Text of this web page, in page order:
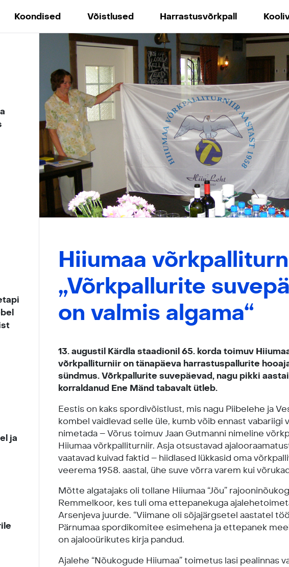
Koondised Võistlused Harrastusvõrkpall
ja
Hiiumaa
„Võrkpallurite
on valmis algama“
13. augustil Kärdla staadionil 65. korda toimuv
võrkpalliturniir on tänapäeva harrastuspallurite
sündmus. Võrkpallurite suvepäevad, nagu pikki
korraldanud Ene Mänd tabavalt ütleb.
Eestis on kaks spordivõistlust, mis nagu Piibelehe ja
kombel vaidlevad selle üle, kumb võib ennast vabariigi
nimetada – Võrus toimuv Jaan Gutmanni nimeline
Hiiumaa võrkpalliturniir. Asja otsustavad
vaatavad kuivad faktid – hiidlased lükkasid oma
veerema 1958. aastal, ühe suve võrra varem kui
Mõtte algatajaks oli tollane Hiiumaa “Jõu”
Remmelkoor, kes tuli oma ettepanekuga
Arsenjeva juurde. “Viimane oli sõjajärgsetel aastatel
Pärnumaa spordikomitee esimehena ja ettepanek
on ajalooürikutes kirja pandud.
Ajalehe “Nõukogude Hiiumaa” toimetus lasi pealinnas